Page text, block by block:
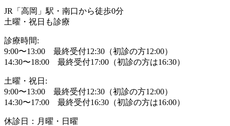
JR「高岡」駅・南口から徒歩0分
土曜・祝日も診療
診療時間:
9:00〜13:00 最終受付12:30（初診の方12:00）
14:30〜18:00 最終受付17:00（初診の方は16:30）
土曜・祝日:
9:00〜13:00 最終受付12:30（初診の方12:00）
14:30〜17:00 最終受付16:30（初診の方は16:00）
休診日：月曜・日曜